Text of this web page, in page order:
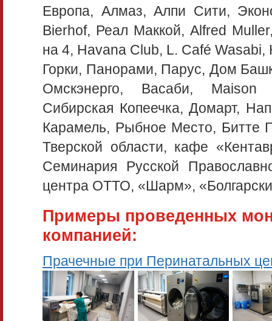
Европа, Алмаз, Алпи Сити,
Bierhof, Реал Маккой, Alfred
на 4, Havana Club, L. Café
Горки, Панорами, Парус, Дом
Омскэнерго, Васаби, Maison
Сибирская Копеечка, Домарт,
Карамель, Рыбное Место, Битте
Тверской области, кафе
Семинария Русской
центра ОТТО, «Шарм»,
Примеры проведенных
компанией:
Прачечные при Перинатальных